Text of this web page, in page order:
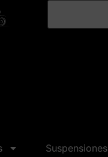
Suspensiones